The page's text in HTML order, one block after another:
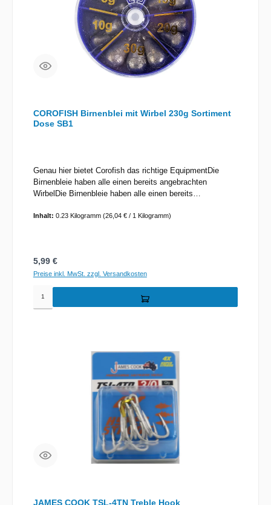
COROFISH Birnenblei mit Wirbel 230g Sortiment
Dose SB1
Genau hier bietet Corofish das richtige EquipmentDie
Birnenbleie haben alle einen bereits angebrachten
WirbelDie Birnenbleie haben alle einen bereits
eingehängt werden! Gesaminhalt des Sortiments:
Inhalt: 0.23 Kilogramm (26,04 € / 1 Kilogramm)
Regulärer Preis:
5,99 €
Preise inkl. MwSt. zzgl. Versandkosten
JAMES COOK TSL-4TN Treble Hook